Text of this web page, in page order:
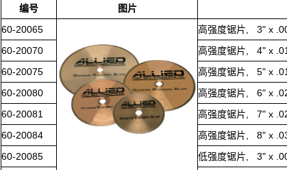
编号
图片
60-20065
高强度锯片, 3" x
60-20070
高强度锯片, 4" x
60-20075
高强度锯片, 5" x
60-20080
高强度锯片, 6" x
60-20081
高强度锯片, 7" x
60-20084
高强度锯片, 8" x
60-20085
低强度锯片, 3" x